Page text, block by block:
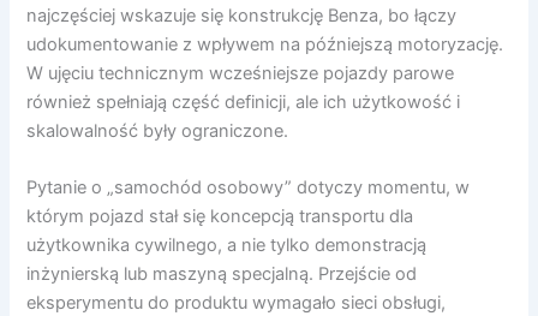
najczęściej wskazuje się konstrukcję Benza, bo łączy
udokumentowanie z wpływem na późniejszą motoryzację.
W ujęciu technicznym wcześniejsze pojazdy parowe
również spełniają część definicji, ale ich użytkowość i
skalowalność były ograniczone.
Pytanie o „samochód osobowy” dotyczy momentu, w
którym pojazd stał się koncepcją transportu dla
użytkownika cywilnego, a nie tylko demonstracją
inżynierską lub maszyną specjalną. Przejście od
eksperymentu do produktu wymagało sieci obsługi,